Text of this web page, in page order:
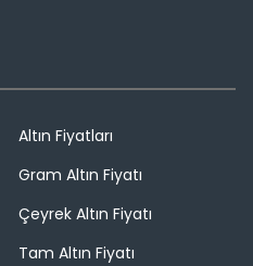
Altın Fiyatları
Gram Altın Fiyatı
Çeyrek Altın Fiyatı
Tam Altın Fiyatı